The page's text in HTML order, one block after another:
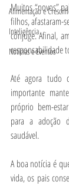
Alimentação e
Inteligência
Notícias e Eventos
Muitos “novos”
filhos, afastaram-
cônjuge. Afinal,
responsabilidade
Até agora tudo
importante
próprio bem-
para a adoção
saudável.
A boa notícia é
vida, os pais